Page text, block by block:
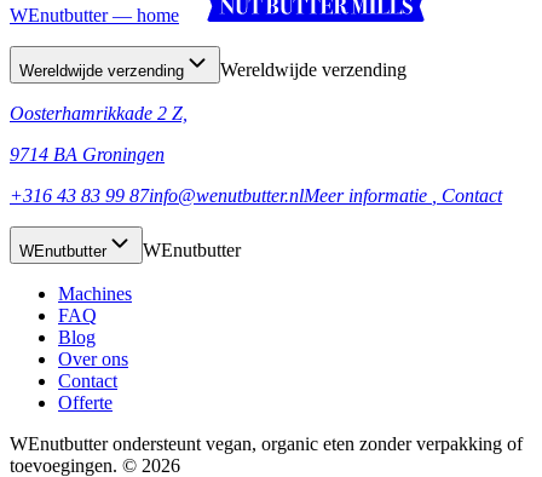
WEnutbutter — home
Wereldwijde verzending Wereldwijde verzending
Oosterhamrikkade 2 Z,
9714 BA Groningen
+316 43 83 99 87info@wenutbutter.nlMeer informatie , Contact
WEnutbutter WEnutbutter
Machines
FAQ
Blog
Over ons
Contact
Offerte
WEnutbutter ondersteunt vegan, organic eten zonder verpakking of
toevoegingen. © 2026